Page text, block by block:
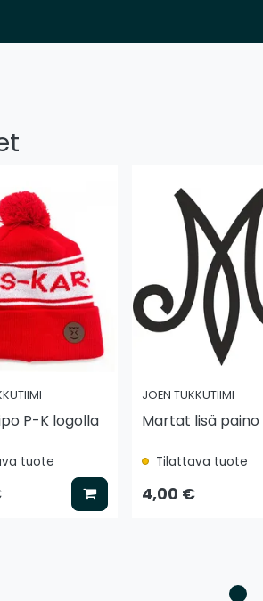
P-K logolla
tuote
Lisää koriin
JOEN TUKKUTIIMI
Martat lisä paino
Tilattava tuote
4,00 €